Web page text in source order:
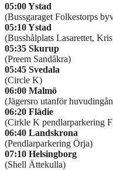
05:00 Ystad
(Bussgaraget Folkestorps
05:10 Ystad
(Busshålplats Lasarettet,
05:35 Skurup
(Preem Sandåkra)
05:45 Svedala
(Circle K)
06:00 Malmö
(Jägersro utanför
06:20 Flädie
(Cirkle K pendlarparkering
06:40 Landskrona
(Pendlarparkering Örja)
07:10 Helsingborg
(Shell Ättekulla)